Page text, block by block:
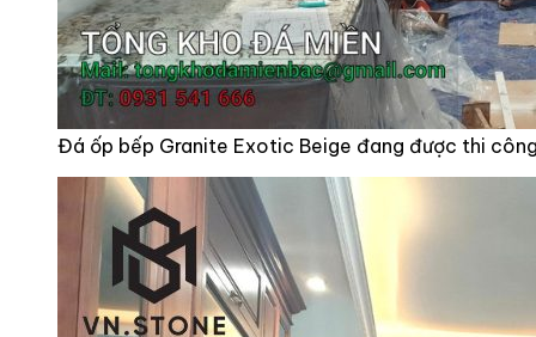
Đá ốp bếp Granite Exotic Beige đang được thi